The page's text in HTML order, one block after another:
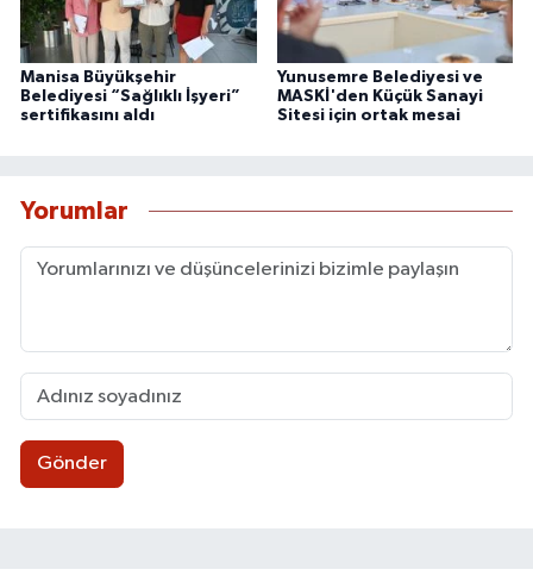
Manisa Büyükşehir
Belediyesi “Sağlıklı İşyeri”
sertifikasını aldı
Yunusemre Belediyesi ve
MASKİ'den Küçük Sanayi
Sitesi için ortak mesai
Yorumlar
Gönder